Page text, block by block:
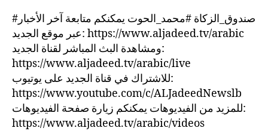
#صندوق_الزكاة #محمد_الحوت يمكنكم متابعة آخر الأخبار
عبر موقع الجديد: https://www.aljadeed.tv/arabic
ومشاهدة البث المباشر لقناة الجديد:
https://www.aljadeed.tv/arabic/live
للاشتراك في قناة الجديد على يوتيوب:
https://www.youtube.com/c/ALJadeedNewslb
للمزيد من الفيديوهات يمكنكم زيارة صفحة الفيديوهات:
https://www.aljadeed.tv/arabic/videos